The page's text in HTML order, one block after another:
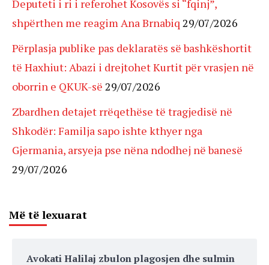
Deputeti i ri i referohet Kosovës si “fqinj”,
shpërthen me reagim Ana Brnabiq 29/07/2026
Përplasja publike pas deklaratës së bashkëshortit
të Haxhiut: Abazi i drejtohet Kurtit për vrasjen në
oborrin e QKUK-së 29/07/2026
Zbardhen detajet rrëqethëse të tragjedisë në
Shkodër: Familja sapo ishte kthyer nga
Gjermania, arsyeja pse nëna ndodhej në banesë
29/07/2026
Më të lexuarat
Avokati Halilaj zbulon plagosjen dhe sulmin